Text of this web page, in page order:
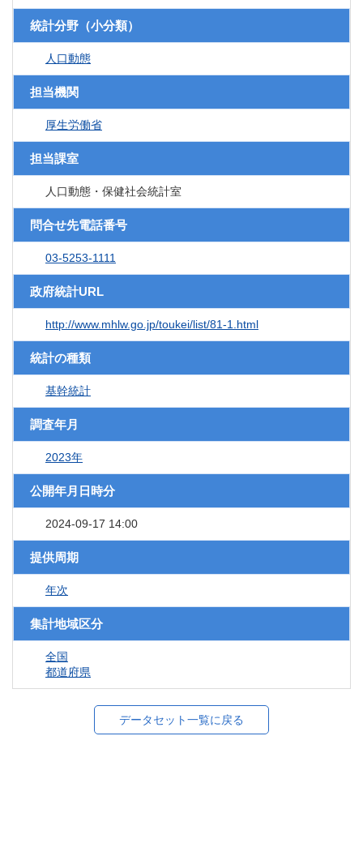
統計分野（小分類）
人口動態
担当機関
厚生労働省
担当課室
人口動態・保健社会統計室
問合せ先電話番号
03-5253-1111
政府統計URL
http://www.mhlw.go.jp/toukei/list/81-1.html
統計の種類
基幹統計
調査年月
2023年
公開年月日時分
2024-09-17 14:00
提供周期
年次
集計地域区分
全国
都道府県
データセット一覧に戻る